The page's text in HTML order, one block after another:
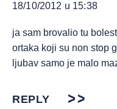
18/10/2012 u 15:38
ja sam brovalio tu
ortaka koji su non stop
ljubav samo je malo
REPLY